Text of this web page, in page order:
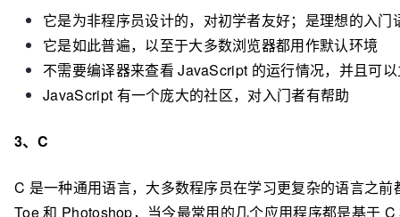
它是为非程序员设计的，对初学者友好；是理想的入门
它是如此普遍，以至于大多数浏览器都用作默认环境
不需要编译器来查看 JavaScript 的运行情况，并且可
JavaScript 有一个庞大的社区，对入门者有帮助
3、C
C 是一种通用语言，大多数程序员在学习更复杂的语言之
Toe 和 Photoshop，当今最常用的几个应用程序都是基于